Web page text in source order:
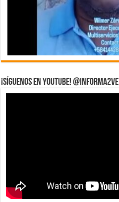
¡Síguenos en YouTube! @informa2ve